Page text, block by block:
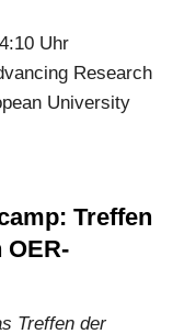
Uhr
Research
University
Treffen
Treffen der